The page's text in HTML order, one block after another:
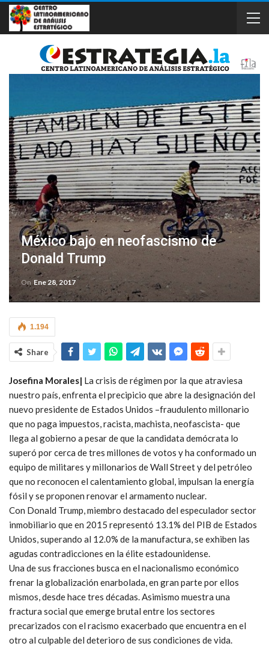
México bajo en neofascismo de
Donald Trump
On Ene 28, 2017
1.194
Share
Josefina Morales| La crisis de régimen por la que atraviesa
nuestro país, enfrenta el precipicio que abre la designación del
nuevo presidente de Estados Unidos –fraudulento millonario
que no paga impuestos, racista, machista, neofascista- que
llega al gobierno a pesar de que la candidata demócrata lo
superó por cerca de tres millones de votos y ha conformado un
equipo de militares y millonarios de Wall Street y del petróleo
que no reconocen el calentamiento global, impulsan la energía
fósil y se proponen renovar el armamento nuclear.
Con Donald Trump, miembro destacado del especulador sector
inmobiliario que en 2015 representó 13.1% del PIB de Estados
Unidos, superando al 12.0% de la manufactura, se exhiben las
agudas contradicciones en la élite estadounidense.
Una de sus fracciones busca en el nacionalismo económico
frenar la globalización enarbolada, en gran parte por ellos
mismos, desde hace tres décadas. Asimismo muestra una
fractura social que emerge brutal entre los sectores
precarizados con el racismo exacerbado que encuentra en el
otro al culpable del deterioro de sus condiciones de vida.